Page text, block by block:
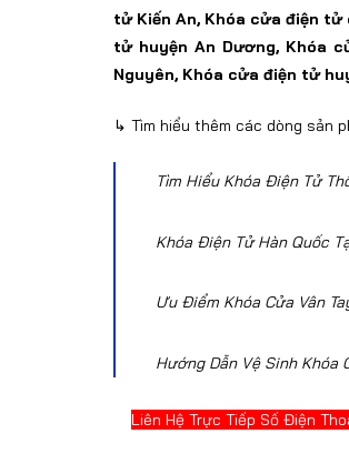
tửKiến An, Khóa cửa điện tử
tử huyện An Dương, Khóa
Nguyên, Khóa cửa điện tử
↳ Tìm hiểu thêm các dòng sản
Tìm Hiểu Khóa Điện Tử
Khóa Điện Tử Hàn Quốc
Ưu Điểm Khóa Cửa Vân
Hướng Dẫn Vệ Sinh Khóa
Liên Hệ Trực Tiếp Số Điện